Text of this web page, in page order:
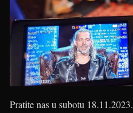
Pratite nas u subotu